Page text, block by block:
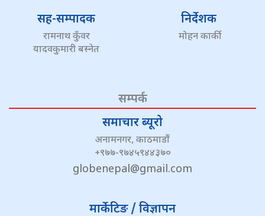
सह-सम्पादक
रामनाथ कुँवर
यादवकुमारी बस्नेत
निर्देशक
मोहन कार्की
सम्पर्क
समाचार ब्यूरो
अनामनगर, काठमाडौं
+९७७-९७४५९४४३७०
globenepal@gmail.com
मार्केटिङ / विज्ञापन